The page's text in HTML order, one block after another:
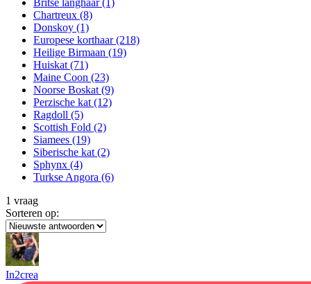
Chartreux (8)
Donskoy (1)
Europese korthaar(218)
Heilige Birmaan (19)
Huiskat (71)
Maine Coon (23)
Noorse Boskat (9)
Perzische kat (12)
Ragdoll (5)
Scottish Fold (2)
Siamees (19)
Siberische kat (2)
Sphynx (4)
Turkse Angora (6)
1 vraag
Sorteren op:
In2crea